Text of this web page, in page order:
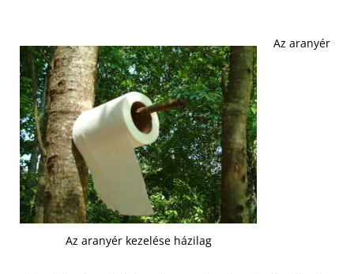
Az aranyér kezelése házilag
Az aranyér